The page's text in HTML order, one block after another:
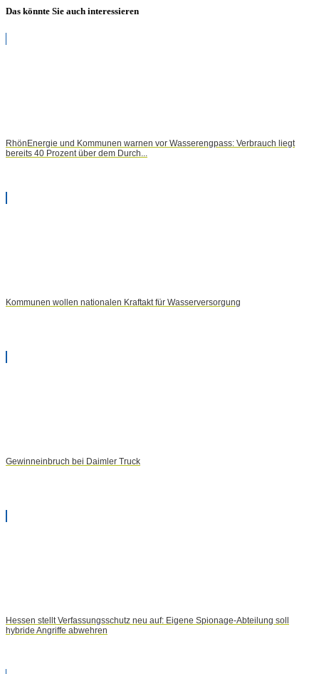
Das könnte Sie auch interessieren
RhönEnergie und Kommunen warnen vor Wasserengpass: Verbrauch liegt
bereits 40 Prozent über dem Durch...
Kommunen wollen nationalen Kraftakt für Wasserversorgung
Gewinneinbruch bei Daimler Truck
Hessen stellt Verfassungsschutz neu auf: Eigene Spionage-Abteilung soll
hybride Angriffe abwehren